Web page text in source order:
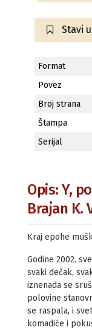
Stavi
Format
Povez
Broj strana
Štampa
Serijal
Opis: Y,
Brajan K.
Kraj epohe
Godine 2002.
svaki dečak,
iznenada se
polovine
se raspala, i
komadiće i